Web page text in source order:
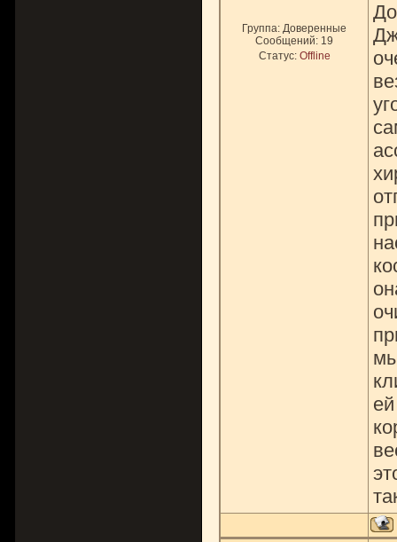
Группа: Доверенные
Сообщений: 19
Статус: Offline